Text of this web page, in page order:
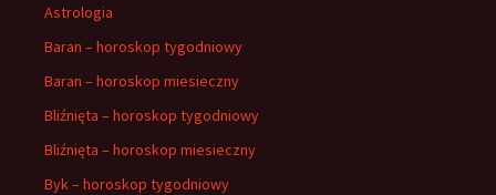
Astrologia
Baran – horoskop tygodniowy
Baran – horoskop miesieczny
Bliźnięta – horoskop tygodniowy
Bliźnięta – horoskop miesieczny
Byk – horoskop tygodniowy